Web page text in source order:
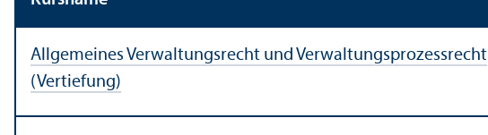
Allgemeines Verwaltungs­recht und Verwaltungs­prozess­recht
(Vertiefung)